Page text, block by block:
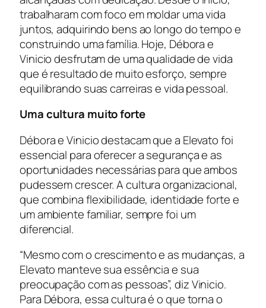
trabalharam com foco em moldar uma vida
juntos, adquirindo bens ao longo do tempo e
construindo uma família. Hoje, Débora e
Vinicio desfrutam de uma qualidade de vida
que é resultado de muito esforço, sempre
equilibrando suas carreiras e vida pessoal.
Uma cultura muito forte
Débora e Vinicio destacam que a Elevato foi
essencial para oferecer a segurança e as
oportunidades necessárias para que ambos
pudessem crescer. A cultura organizacional,
que combina flexibilidade, identidade forte e
um ambiente familiar, sempre foi um
diferencial.
“Mesmo com o crescimento e as mudanças, a
Elevato manteve sua essência e sua
preocupação com as pessoas”, diz Vinicio.
Para Débora, essa cultura é o que torna o